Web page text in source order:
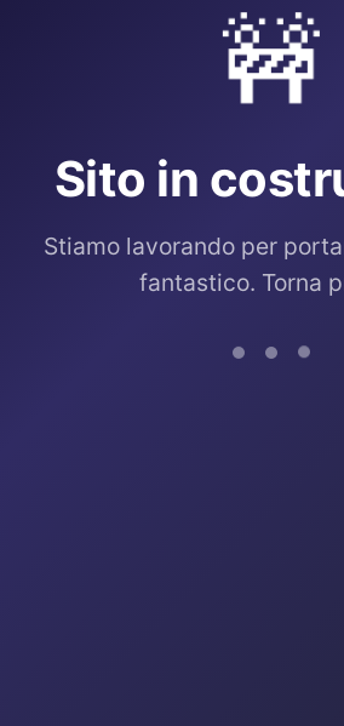
🚧
Sito in
Stiamo lavorando per
fantastico. Torna